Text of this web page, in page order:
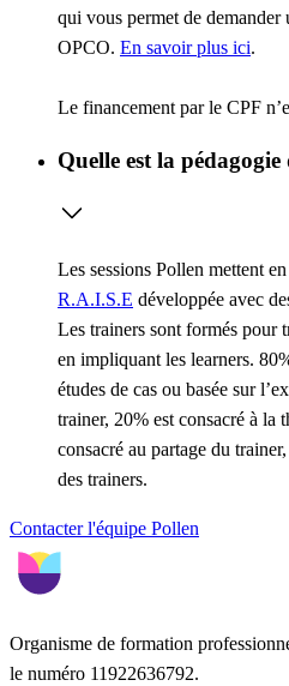
qui vous permet de demander
OPCO. En savoir plus ici.
Le financement par le CPF
Quelle est la pédagogie
Les sessions Pollen mettent
R.A.I.S.E développée avec
Les trainers sont formés pour
en impliquant les learners.
études de cas ou basée sur
trainer, 20% est consacré à la
consacré au partage du
des trainers.
Contacter l'équipe Pollen
Organisme de formation
le numéro 11922636792.